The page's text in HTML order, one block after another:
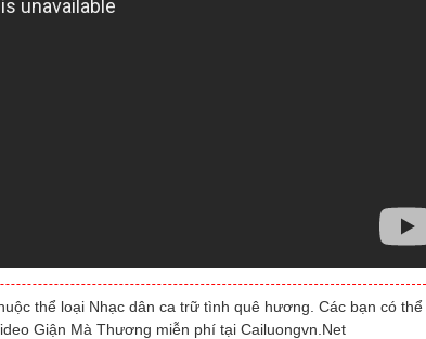
thể loại Nhạc dân ca trữ tình quê hương. Các bạn có thể
Giận Mà Thương miễn phí tại Cailuongvn.Net